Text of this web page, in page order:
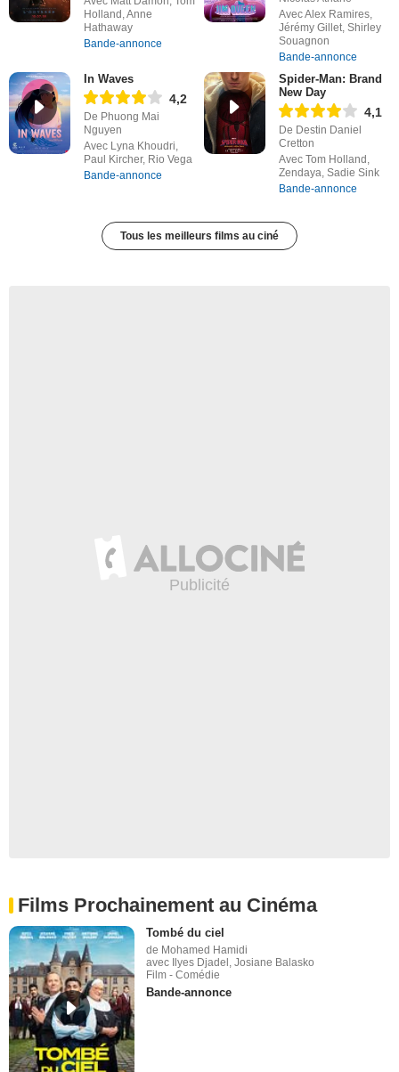
Holland, Anne
Hathaway
Bande-annonce
Avec Alex Ramires,
Jérémy Gillet, Shirley
Souagnon
Bande-annonce
In Waves
4,2
De Phuong Mai
Nguyen
Avec Lyna Khoudri,
Paul Kircher, Rio Vega
Bande-annonce
Spider-Man: Brand
New Day
4,1
De Destin Daniel
Cretton
Avec Tom Holland,
Zendaya, Sadie Sink
Bande-annonce
Tous les meilleurs films au ciné
Films Prochainement au Cinéma
Tombé du ciel
de Mohamed Hamidi
avec Ilyes Djadel, Josiane Balasko
Film - Comédie
Bande-annonce